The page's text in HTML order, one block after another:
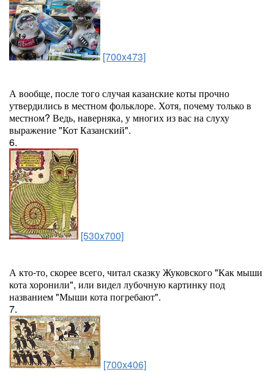
[700x473]
А вообще, после того случая казанские коты прочно
утвердились в местном фольклоре. Хотя, почему только в
местном? Ведь, наверняка, у многих из вас на слуху
выражение "Кот Казанский".
6.
[530x700]
А кто-то, скорее всего, читал сказку Жуковского "Как мыши
кота хоронили", или видел лубочную картинку под
названием "Мыши кота погребают".
7.
[700x406]